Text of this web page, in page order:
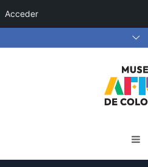
Acceder